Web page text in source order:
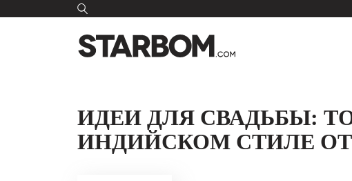
ИДЕИ ДЛЯ СВАДЬБЫ:
ИНДИЙСКОМ СТИЛЕ